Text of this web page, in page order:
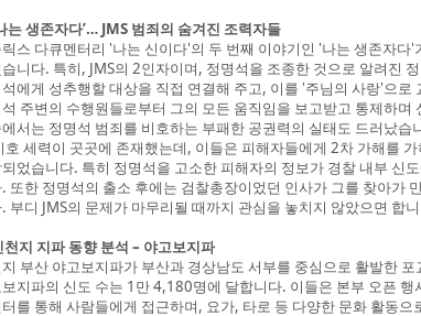
는 생존자다’… JMS 범죄의 숨겨진 조력자들
스 다큐멘터리 '나는 신이다'의 두 번째 이야기인 '나는 생존자다
니다. 특히, JMS의 2인자이며, 정명석을 조종한 것으로 알려진
에게 성추행할 대상을 직접 연결해 주고, 이를 '주님의 사랑'으
주변의 수행원들로부터 그의 모든 움직임을 보고받고 통제하
서는 정명석 범죄를 비호하는 부패한 공권력의 실태도 드러났
호 세력이 곳곳에 존재했는데, 이들은 피해자들에게 2차 가해를
었습니다. 특히 정명석을 고소한 피해자의 정보가 경찰 내부 신
또한 정명석의 출소 후에는 검찰총장이었던 인사가 그를 찾아가
부디 JMS의 문제가 마무리될 때까지 관심을 놓치지 않았으면 합
지 지파 동향 분석 – 야고보지파
부산 야고보지파가 부산과 경상남도 서부를 중심으로 활발한
지파의 신도 수는 1만 4,180명에 달합니다. 이들은 본부 오픈
를 통해 사람들에게 접근하며, 요가, 타로 등 다양한 문화 활동